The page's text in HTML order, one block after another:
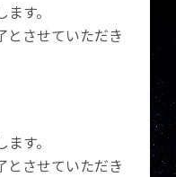
す。
させていただき
す。
させていただき